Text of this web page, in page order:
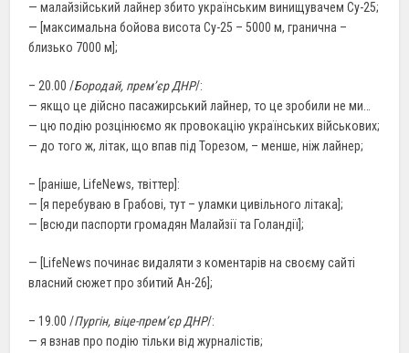
— малайзійський лайнер збито українським винищувачем Су-25;
— [максимальна бойова висота Су-25 – 5000 м, гранична –
близько 7000 м];
– 20.00 /Бородай, прем’єр ДНР/:
— якщо це дійсно пасажирський лайнер, то це зробили не ми…
— цю подію розцінюємо як провокацію українських військових;
— до того ж, літак, що впав під Торезом, – менше, ніж лайнер;
– [раніше, LifeNews, твіттер]:
— [я перебуваю в Грабові, тут – уламки цивільного літака];
— [всюди паспорти громадян Малайзії та Голандії];
— [LifeNews починає видаляти з коментарів на своєму сайті
власний сюжет про збитий Ан-26];
– 19.00 /Пургін, віце-прем’єр ДНР/:
— я взнав про подію тільки від журналістів;